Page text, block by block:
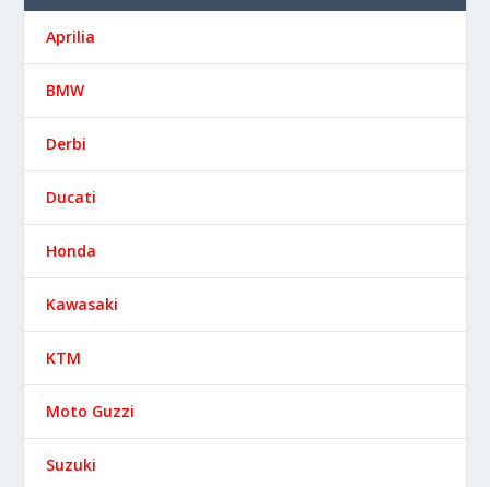
Aprilia
BMW
Derbi
Ducati
Honda
Kawasaki
KTM
Moto Guzzi
Suzuki